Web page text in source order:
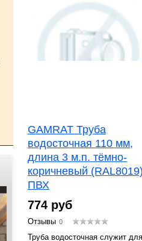
GAMRAT Труба
водосточная 110 мм,
длина 3 м.п. тёмно-
коричневый
ПВХ
774 руб
Отзывы 0
Труба водосточная служит для